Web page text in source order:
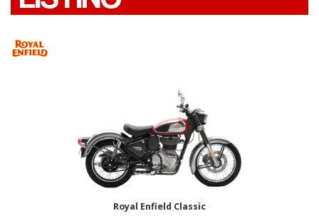
Royal Enfield Classic